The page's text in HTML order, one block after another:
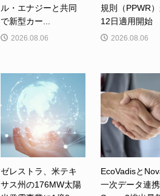
ル・エナジーと共同
で新型カー...
2026.08.06
規則（PPWR
12日適用開始
2026.08.06
ゼレストラ、米テキ
サス州の176MW太陽
EcoVadisと
一次データ連